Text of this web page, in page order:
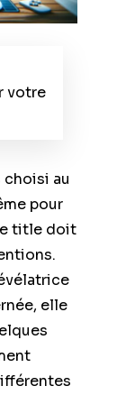
votre
choisi au
pour
title doit
elle